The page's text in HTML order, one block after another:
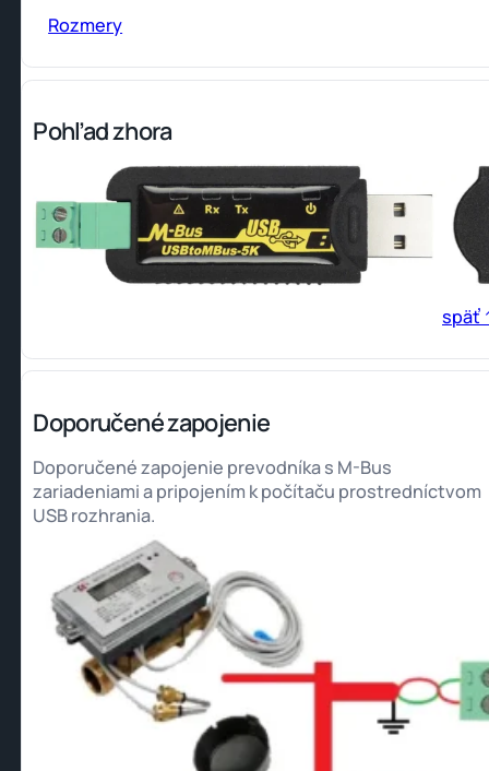
Rozmery
Pohľad zhora
späť
Doporučené zapojenie
Doporučené zapojenie prevodníka s M-Bus
zariadeniami a pripojením k počítaču prostredníctvom
USB rozhrania.